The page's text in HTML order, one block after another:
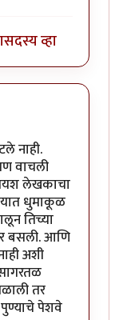
सदस्य व्हा
नाही.
वाचली
लेखकाचा
धुमाकूळ
तिच्या
बसली. आणि
अशी
तर
पेशवे